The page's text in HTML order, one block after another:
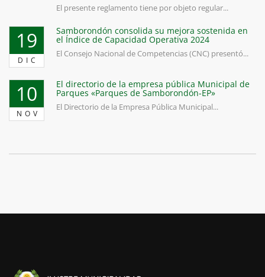
El presente reglamento tiene por objeto regular...
19
DIC
Samborondón consolida su mejora sostenida en
el Índice de Capacidad Operativa 2024
El Consejo Nacional de Competencias (CNC) presentó...
10
NOV
El directorio de la empresa pública Municipal de
Parques «Parques de Samborondón-EP»
El Directorio de la Empresa Pública Municipal...